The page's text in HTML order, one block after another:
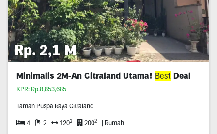
Rp. 2,1 M
Minimalis 2M-An Citraland Utama! BestDeal
KPR: Rp.8,853,685
Taman Puspa Raya Citraland
4 2 1202 2002 | Rumah